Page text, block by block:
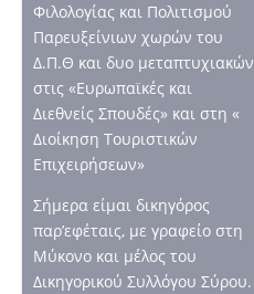
Φιλολογίας και Πολιτισμού
Παρευξείνιων χωρών του
Δ.Π.Θ και δυο μεταπτυχιακών
στις «Ευρωπαϊκές και
Διεθνείς Σπουδές» και στη «
Διοίκηση Τουριστικών
Επιχειρήσεων»
Σήμερα είμαι δικηγόρος
παρ’εφέταις, με γραφείο στη
Μύκονο και μέλος του
Δικηγορικού Συλλόγου Σύρου.